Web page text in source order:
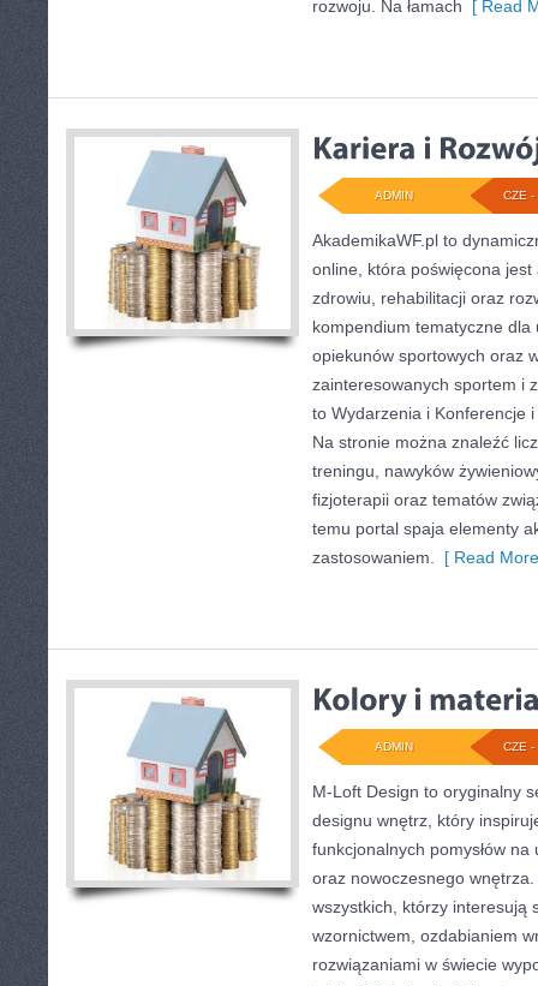
rozwoju. Na łamach [ Read
CZE -
ADMIN
AkademikaWF.pl to
online, która poświęcona jest
zdrowiu, rehabilitacji oraz
kompendium tematyczne dla
opiekunów sportowych oraz
zainteresowanych sportem i
to Wydarzenia i Konferencje
Na stronie można znaleźć
treningu, nawyków
fizjoterapii oraz tematów
temu portal spaja elementy
zastosowaniem.
[ Read
CZE -
ADMIN
M-Loft Design to oryginalny
designu wnętrz, który
funkcjonalnych pomysłów
oraz nowoczesnego
wszystkich, którzy interesują
wzornictwem, ozdabianiem
rozwiązaniami w świecie